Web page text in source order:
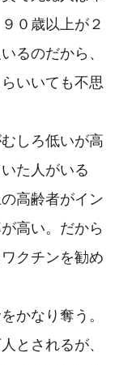
０歳以上が２
るのだから、
いいても不思
しろ低いが高
た人がいる
高齢者がイン
高い。だから
クチンを勧め
かなり奪う。
とされるが、